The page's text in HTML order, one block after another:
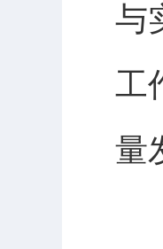
与
工
量